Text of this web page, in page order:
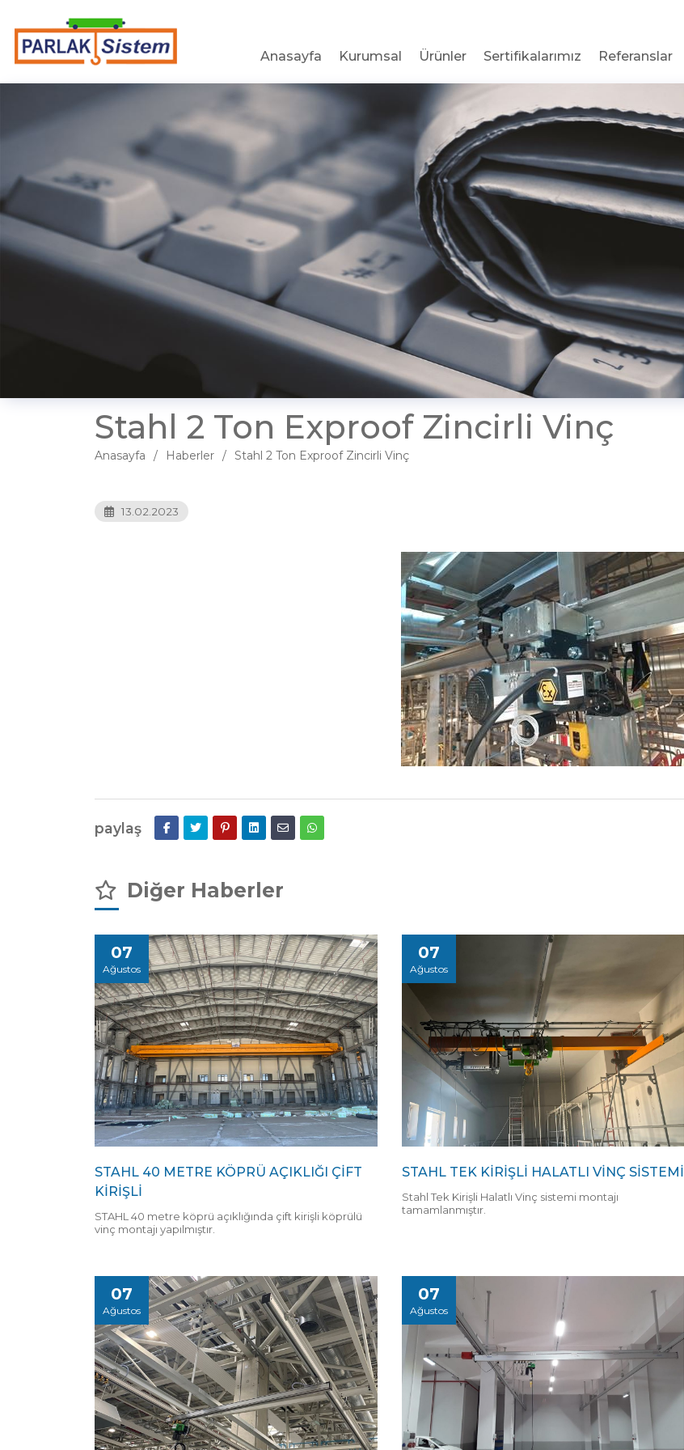
Anasayfa Kurumsal Ürünler Sertifikalarımız Referanslar
Stahl 2 Ton Exproof Zincirli Vinç
Anasayfa Haberler Stahl 2 Ton Exproof Zincirli Vinç
13.02.2023
paylaş
Diğer Haberler
07
Ağustos
STAHL 40 METRE KÖPRÜ AÇIKLIĞI ÇİFT
KİRİŞLİ
STAHL 40 metre köprü açıklığında çift kirişli köprülü
vinç montajı yapılmıştır.
07
Ağustos
STAHL TEK KİRİŞLİ HALATLI VİNÇ SİSTEMİ
Stahl Tek Kirişli Halatlı Vinç sistemi montajı
tamamlanmıştır.
07
Ağustos
07
Ağustos